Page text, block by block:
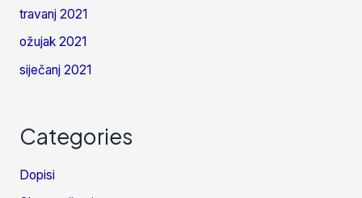
travanj 2021
ožujak 2021
siječanj 2021
Categories
Dopisi